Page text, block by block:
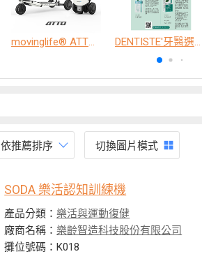
movinglife® ATTO新世代電動代步車 經典款 DENTISTE'牙醫選極敏感牙膏、抗蛀牙膏
依推薦排序 切換圖片模式
SODA 樂活認知訓練機
產品分類：樂活與運動復健
廠商名稱：樂齡智造科技股份有限公司
攤位號碼：K018